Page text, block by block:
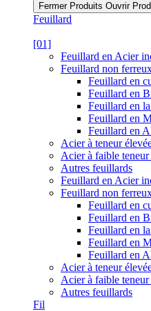
Fermer Produits Ouvrir
Feuillard
[01]
Feuillard en Acier
Feuillard non
Feuillard en
Feuillard en
Feuillard en
Feuillard en
Feuillard en
Acier à teneur
Acier à faible teneur
Autres feuillards
Feuillard en Acier
Feuillard non
Feuillard en
Feuillard en
Feuillard en
Feuillard en
Feuillard en
Acier à teneur
Acier à faible teneur
Autres feuillards
Fil